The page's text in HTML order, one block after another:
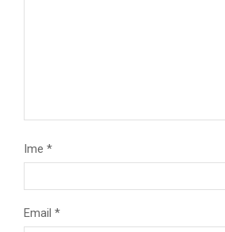
Ime *
Email *